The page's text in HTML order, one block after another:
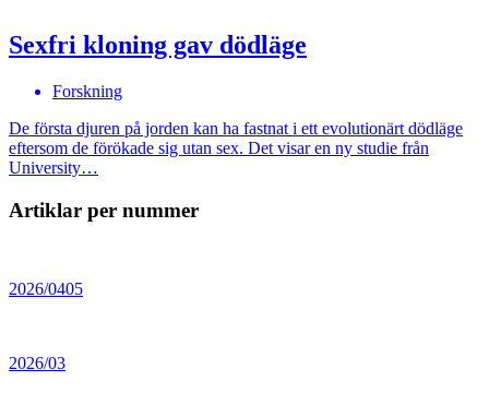
Sexfri kloning gav dödläge
Forskning
De första djuren på jorden kan ha fastnat i ett evolutionärt dödläge
eftersom de förökade sig utan sex. Det visar en ny studie från
University…
Artiklar per nummer
2026/0405
2026/03